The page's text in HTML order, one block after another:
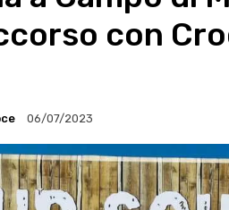
con
06/07/2023